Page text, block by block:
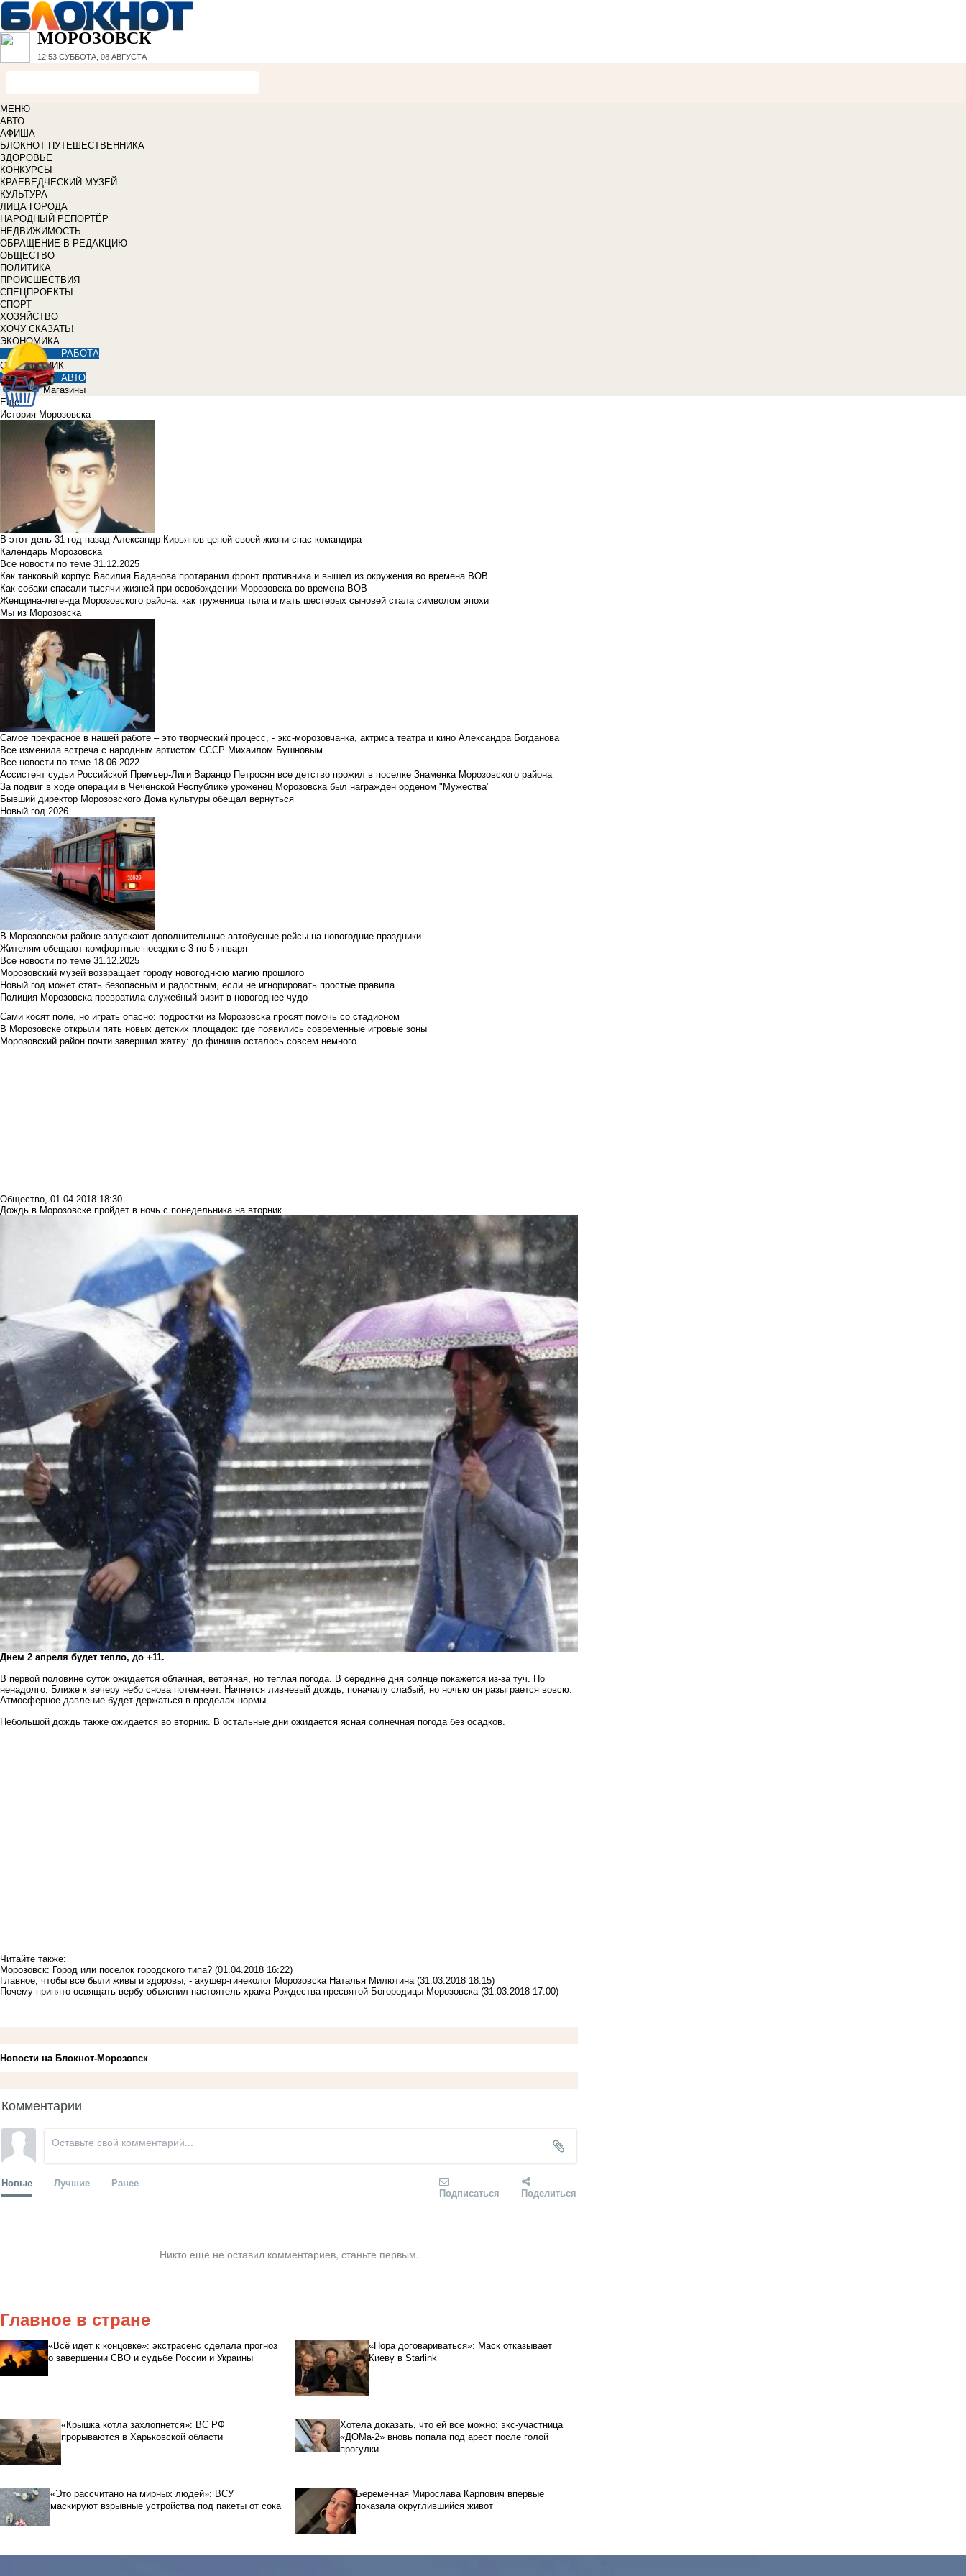
МОРОЗОВСК
12:53 СУББОТА, 08 АВГУСТА
МЕНЮ
АВТО
АФИША
БЛОКНОТ ПУТЕШЕСТВЕННИКА
ЗДОРОВЬЕ
КОНКУРСЫ
КРАЕВЕДЧЕСКИЙ МУЗЕЙ
КУЛЬТУРА
ЛИЦА ГОРОДА
НАРОДНЫЙ РЕПОРТЁР
НЕДВИЖИМОСТЬ
ОБРАЩЕНИЕ В РЕДАКЦИЮ
ОБЩЕСТВО
ПОЛИТИКА
ПРОИСШЕСТВИЯ
СПЕЦПРОЕКТЫ
СПОРТ
ХОЗЯЙСТВО
ХОЧУ СКАЗАТЬ!
ЭКОНОМИКА
РАБОТА
СПРАВОЧНИК
АВТО
Магазины
Еще
История Морозовска
В этот день 31 год назад Александр Кирьянов ценой своей жизни спас командира
Календарь Морозовска
Все новости по теме 31.12.2025
Как танковый корпус Василия Баданова протаранил фронт противника и вышел из окружения во времена ВОВ
Как собаки спасали тысячи жизней при освобождении Морозовска во времена ВОВ
Женщина-легенда Морозовского района: как труженица тыла и мать шестерых сыновей стала символом эпохи
Мы из Морозовска
Самое прекрасное в нашей работе – это творческий процесс, - экс-морозовчанка, актриса театра и кино Александра Богданова
Все изменила встреча с народным артистом СССР Михаилом Бушновым
Все новости по теме 18.06.2022
Ассистент судьи Российской Премьер-Лиги Варанцо Петросян все детство прожил в поселке Знаменка Морозовского района
За подвиг в ходе операции в Чеченской Республике уроженец Морозовска был награжден орденом "Мужества"
Бывший директор Морозовского Дома культуры обещал вернуться
Новый год 2026
В Морозовском районе запускают дополнительные автобусные рейсы на новогодние праздники
Жителям обещают комфортные поездки с 3 по 5 января
Все новости по теме 31.12.2025
Морозовский музей возвращает городу новогоднюю магию прошлого
Новый год может стать безопасным и радостным, если не игнорировать простые правила
Полиция Морозовска превратила служебный визит в новогоднее чудо
Сами косят поле, но играть опасно: подростки из Морозовска просят помочь со стадионом
В Морозовске открыли пять новых детских площадок: где появились современные игровые зоны
Морозовский район почти завершил жатву: до финиша осталось совсем немного
Общество, 01.04.2018 18:30
Дождь в Морозовске пройдет в ночь с понедельника на вторник
Днем 2 апреля будет тепло, до +11.
В первой половине суток ожидается облачная, ветряная, но теплая погода. В середине дня солнце покажется из-за туч. Но
ненадолго. Ближе к вечеру небо снова потемнеет. Начнется ливневый дождь, поначалу слабый, но ночью он разыграется вовсю.
Атмосферное давление будет держаться в пределах нормы.
Небольшой дождь также ожидается во вторник. В остальные дни ожидается ясная солнечная погода без осадков.
Читайте также:
Морозовск: Город или поселок городского типа? (01.04.2018 16:22)
Главное, чтобы все были живы и здоровы, - акушер-гинеколог Морозовска Наталья Милютина (31.03.2018 18:15)
Почему принято освящать вербу объяснил настоятель храма Рождества пресвятой Богородицы Морозовска (31.03.2018 17:00)
Новости на Блoкнoт-Морозовск
Комментарии
Новые Лучшие Ранее
Подписаться Поделиться
Никто ещё не оставил комментариев, станьте первым.
Главное в стране
«Всё идет к концовке»: экстрасенс сделала прогноз
о завершении СВО и судьбе России и Украины
«Пора договариваться»: Маск отказывает
Киеву в Starlink
«Крышка котла захлопнется»: ВС РФ
прорываются в Харьковской области
Хотела доказать, что ей все можно: экс-участница
«ДОМа-2» вновь попала под арест после голой
прогулки
«Это рассчитано на мирных людей»: ВСУ
маскируют взрывные устройства под пакеты от сока
Беременная Мирослава Карпович впервые
показала округлившийся живот